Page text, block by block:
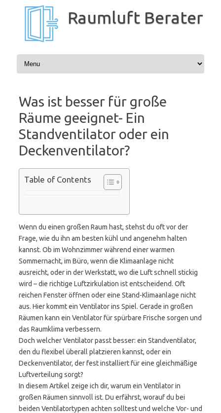
Inhalt
Raumluft Berater
Was ist besser für große
Räume geeignet- Ein
Standventilator oder ein
Deckenventilator?
Table of Contents
Wenn du einen großen Raum hast, stehst du oft vor der
Frage, wie du ihn am besten kühl und angenehm halten
kannst. Ob im Wohnzimmer während einer warmen
Sommernacht, im Büro, wenn die Klimaanlage nicht
ausreicht, oder in der Werkstatt, wo die Luft schnell stickig
wird – die richtige Luftzirkulation ist entscheidend. Oft
reichen Fenster öffnen oder eine Stand-Klimaanlage nicht
aus. Hier kommt ein Ventilator ins Spiel. Gerade in großen
Räumen kann ein Ventilator für spürbare Frische sorgen und
das Raumklima verbessern.
Doch welcher Ventilator passt besser: ein Standventilator,
den du flexibel überall platzieren kannst, oder ein
Deckenventilator, der fest installiert für eine gleichmäßige
Luftverteilung sorgt?
In diesem Artikel zeige ich dir, warum ein Ventilator in
großen Räumen sinnvoll ist. Du erfährst, worauf du bei
beiden Ventilatortypen achten solltest und welche Vor- und